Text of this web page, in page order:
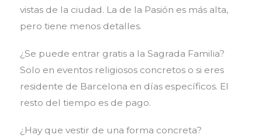
vistas de la ciudad. La de la Pasión es más alta,
pero tiene menos detalles.
¿Se puede entrar gratis a la Sagrada Familia?
Solo en eventos religiosos concretos o si eres
residente de Barcelona en días específicos. El
resto del tiempo es de pago.
¿Hay que vestir de una forma concreta?